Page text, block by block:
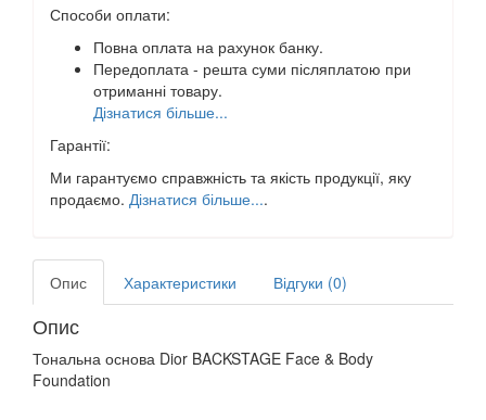
Способи оплати:
Повна оплата на рахунок банку.
Передоплата - решта суми післяплатою при
отриманні товару.
Дізнатися більше...
Гарантії:
Ми гарантуємо справжність та якість продукції, яку
продаємо. Дізнатися більше....
Опис Характеристики Відгуки (0)
Опис
Тональна основа Dior BACKSTAGE Face & Body
Foundation